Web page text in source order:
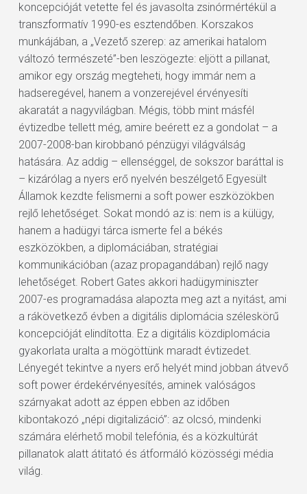
koncepcióját vetette fel és javasolta zsinórmértékül a
transzformatív 1990-es esztendőben. Korszakos
munkájában, a „Vezető szerep: az amerikai hatalom
változó természeté”-ben leszögezte: eljött a pillanat,
amikor egy ország megteheti, hogy immár nem a
hadseregével, hanem a vonzerejével érvényesíti
akaratát a nagyvilágban. Mégis, több mint másfél
évtizedbe tellett még, amire beérett ez a gondolat – a
2007-2008-ban kirobbanó pénzügyi világválság
hatására. Az addig – ellenséggel, de sokszor baráttal is
– kizárólag a nyers erő nyelvén beszélgető Egyesült
Államok kezdte felismerni a soft power eszközökben
rejlő lehetőséget. Sokat mondó az is: nem is a külügy,
hanem a hadügyi tárca ismerte fel a békés
eszközökben, a diplomáciában, stratégiai
kommunikációban (azaz propagandában) rejlő nagy
lehetőséget. Robert Gates akkori hadügyminiszter
2007-es programadása alapozta meg azt a nyitást, ami
a rákövetkező évben a digitális diplomácia széleskörű
koncepcióját elindította. Ez a digitális közdiplomácia
gyakorlata uralta a mögöttünk maradt évtizedet.
Lényegét tekintve a nyers erő helyét mind jobban átvevő
soft power érdekérvényesítés, aminek valóságos
szárnyakat adott az éppen ebben az időben
kibontakozó „népi digitalizáció”: az olcsó, mindenki
számára elérhető mobil telefónia, és a közkultúrát
pillanatok alatt átitató és átformáló közösségi média
világ.